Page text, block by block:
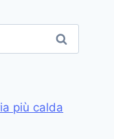
più calda